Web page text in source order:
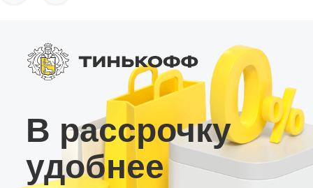
В рассрочку
удобнее